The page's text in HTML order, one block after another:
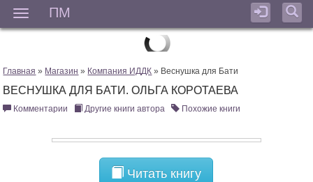
ПМ
Главная » Магазин » Компания ИДДК » Веснушка для Бати
ВЕСНУШКА ДЛЯ БАТИ. ОЛЬГА КОРОТАЕВА
Комментарии Другие книги автора Похожие книги
Читать книгу